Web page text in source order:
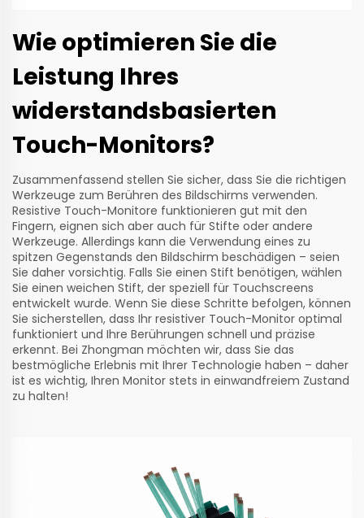
Wie optimieren Sie die
Leistung Ihres
widerstandsbasierten
Touch-Monitors?
Zusammenfassend stellen Sie sicher, dass Sie die richtigen
Werkzeuge zum Berühren des Bildschirms verwenden.
Resistive Touch-Monitore funktionieren gut mit den
Fingern, eignen sich aber auch für Stifte oder andere
Werkzeuge. Allerdings kann die Verwendung eines zu
spitzen Gegenstands den Bildschirm beschädigen – seien
Sie daher vorsichtig. Falls Sie einen Stift benötigen, wählen
Sie einen weichen Stift, der speziell für Touchscreens
entwickelt wurde. Wenn Sie diese Schritte befolgen, können
Sie sicherstellen, dass Ihr resistiver Touch-Monitor optimal
funktioniert und Ihre Berührungen schnell und präzise
erkennt. Bei Zhongman möchten wir, dass Sie das
bestmögliche Erlebnis mit Ihrer Technologie haben – daher
ist es wichtig, Ihren Monitor stets in einwandfreiem Zustand
zu halten!